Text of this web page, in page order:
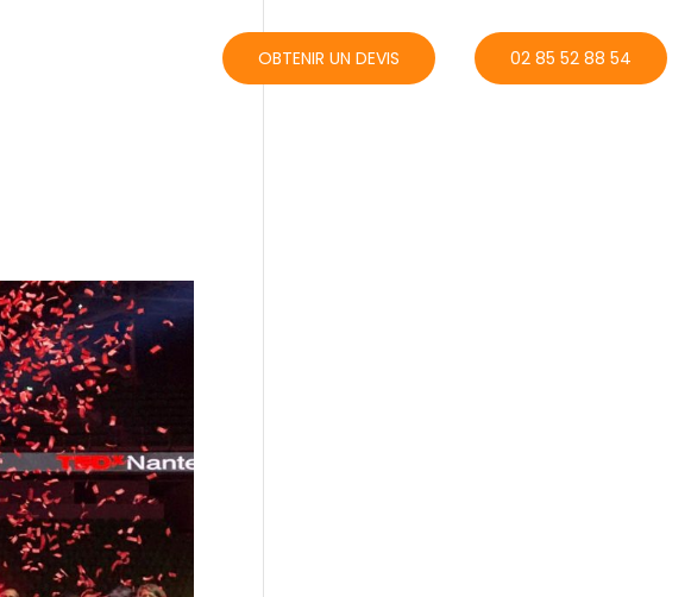
OBTENIR UN DEVIS 02 85 52 88 54